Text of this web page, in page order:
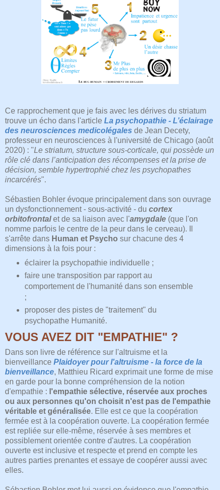
Ce rapprochement que je fais avec les dérives du striatum
trouve un écho dans l'article La psychopathie - L’éclairage
des neurosciences medicolégales de Jean Decety,
professeur en neurosciences à l'université de Chicago (août
2020) : "Le striatum, structure sous-corticale, qui possède un
rôle clé dans l’anticipation des récompenses et la prise de
décision, semble hypertrophié chez les psychopathes
incarcérés".
Sébastien Bohler évoque principalement dans son ouvrage
un dysfonctionnement - sous-activité - du cortex
orbitofrontalet de sa liaison avec l'amygdale (que l'on
nomme parfois le centre de la peur dans le cerveau). Il
s'arrête dans Human et Psycho sur chacune des 4
dimensions à la fois pour :
éclairer la psychopathie individuelle ;
faire une transposition par rapport au
comportement de l'humanité dans son ensemble
;
proposer des pistes de "traitement" du
psychopathe Humanité.
VOUS AVEZ DIT "EMPATHIE" ?
Dans son livre de référence sur l'altruisme et la
bienveillance Plaidoyer pour l'altruisme - la force de la
bienveillance, Matthieu Ricard exprimait une forme de mise
en garde pour la bonne compréhension de la notion
d'empathie : l'empathie sélective, réservée aux proches
ou aux personnes qu'on choisit n'est pas de l'empathie
véritable et généralisée. Elle est ce que la coopération
fermée est à la coopération ouverte. La coopération fermée
est repliée sur elle-même, réservée à ses membres et
possiblement orientée contre d'autres. La coopération
ouverte est inclusive et respecte et prend en compte les
autres parties prenantes et essaye de coopérer aussi avec
elles.